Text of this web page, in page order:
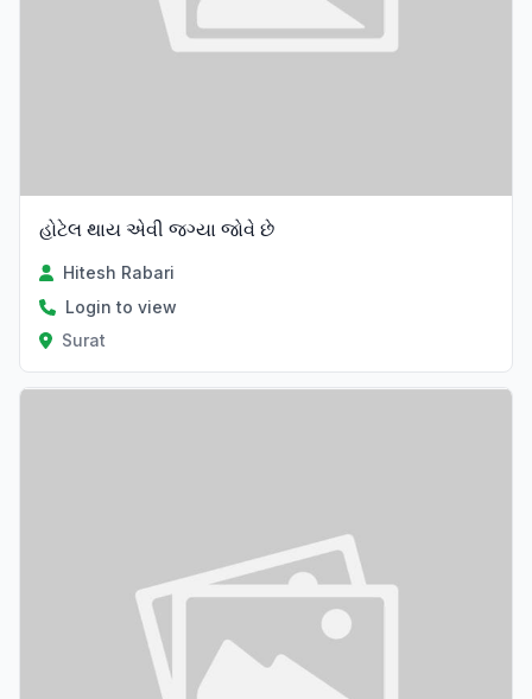
હોટેલ થાય એવી જગ્યા જોવે છે
Hitesh Rabari
Login to view
Surat